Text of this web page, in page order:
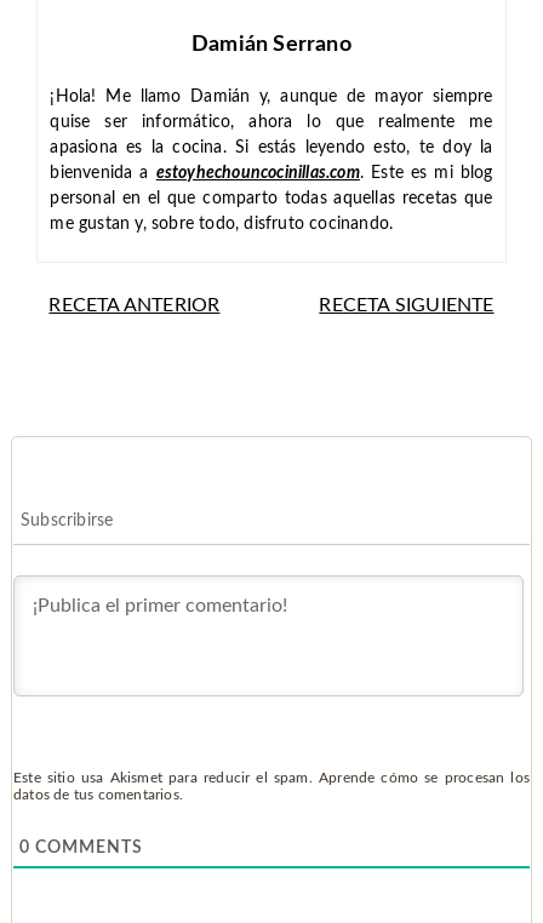
Damián Serrano
¡Hola! Me llamo Damián y, aunque de mayor siempre
quise ser informático, ahora lo que realmente me
apasiona es la cocina. Si estás leyendo esto, te doy la
bienvenida a estoyhechouncocinillas.com. Este es mi blog
personal en el que comparto todas aquellas recetas que
me gustan y, sobre todo, disfruto cocinando.
RECETA ANTERIOR RECETA SIGUIENTE
Subscribirse
Este sitio usa Akismet para reducir el spam. Aprende cómo se procesan los
datos de tus comentarios.
0 COMMENTS